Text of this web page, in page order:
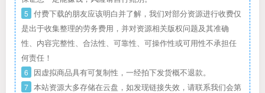
5 付费下载的朋友应该明白并了解，我们对部分资源进行收费仅
是出于收集整理的劳务费用，并对资源相关版权问题及其准确
性、内容完整性、合法性、可靠性、可操作性或可用性不承担任
何责任！
6 因虚拟商品具有可复制性，一经拍下发货概不退款。
7 本站资源大多存储在云盘，如发现链接失效，请联系我们会第